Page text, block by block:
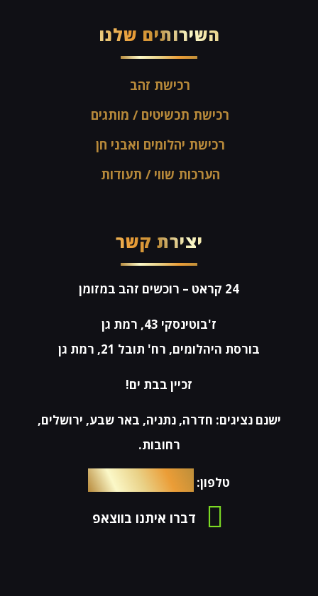
השירותים שלנו
רכישת זהב
רכישת תכשיטים / מותגים
רכישת יהלומים ואבני חן
הערכות שווי / תעודות
יצירת קשר
24 קראט – רוכשים זהב במזומן
ז'בוטינסקי 43, רמת גן
בורסת היהלומים, רח' תובל 21, רמת גן
זכיין בבת ים!
ישנם נציגים: חדרה, נתניה, באר שבע, ירושלים,
רחובות.
טלפון: 054-4653576
דברו איתנו בווצאפ